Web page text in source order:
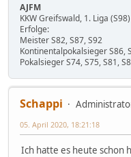
AJFM
KKW Greifswald, 1. Liga (S98)
Erfolge:
Meister S82, S87, S92
Kontinentalpokalsieger S86,
Pokalsieger S74, S75, S81,
Schappi
05. April 2020, 18:21:18
Ich hatte es heute schon